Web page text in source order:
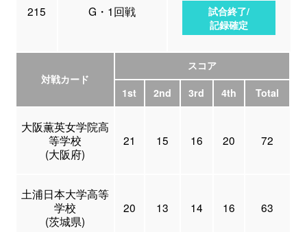
215 G・1回戦
試合終了/
記録確定
対戦カード
スコア
1st
2nd 3rd 4th Total
大阪薫英女学院高
等学校
(大阪府)
21 15 16 20 72
土浦日本大学高等
学校
(茨城県)
20 13 14 16 63